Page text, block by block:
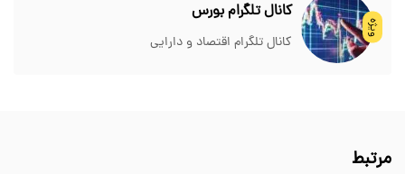
ویژه
کانال تلگرام بورس
کانال تلگرام اقتصاد و دارایی
مرتبط